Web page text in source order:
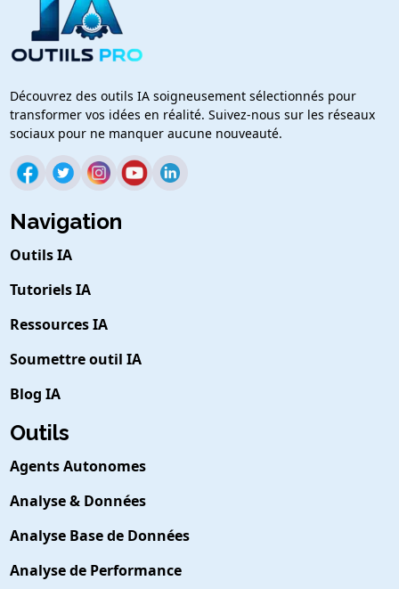
Découvrez des outils IA soigneusement sélectionnés pour
transformer vos idées en réalité. Suivez-nous sur les réseaux
sociaux pour ne manquer aucune nouveauté.
Navigation
Outils IA
Tutoriels IA
Ressources IA
Soumettre outil IA
Blog IA
Outils
Agents Autonomes
Analyse & Données
Analyse Base de Données
Analyse de Performance